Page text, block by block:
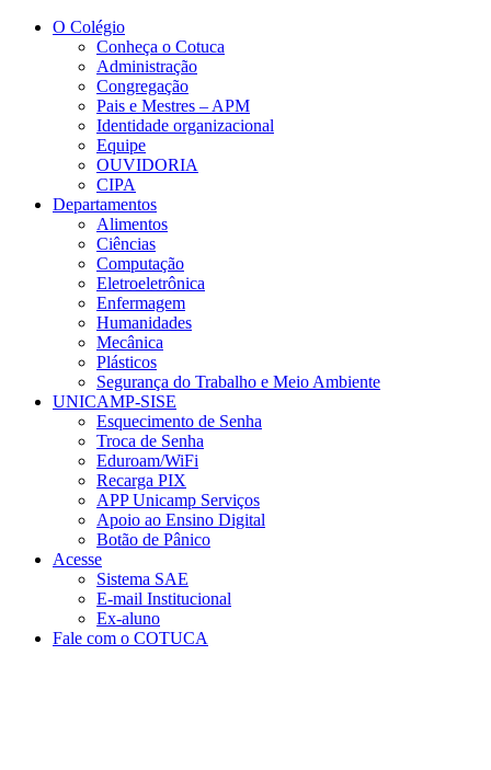
Conteúdo principal
O Colégio
Conheça o Cotuca
Administração
Congregação
Pais e Mestres – APM
Identidade organizacional
Equipe
OUVIDORIA
CIPA
Departamentos
Alimentos
Ciências
Computação
Eletroeletrônica
Enfermagem
Humanidades
Mecânica
Plásticos
Segurança do Trabalho e Meio Ambiente
UNICAMP-SISE
Esquecimento de Senha
Troca de Senha
Eduroam/WiFi
Recarga PIX
APP Unicamp Serviços
Apoio ao Ensino Digital
Botão de Pânico
Acesse
Sistema SAE
E-mail Institucional
Ex-aluno
Fale com o COTUCA